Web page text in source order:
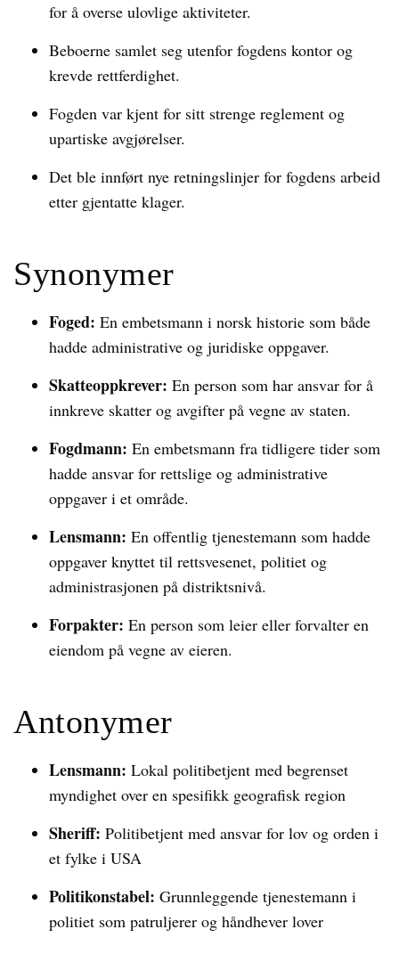
for å overse ulovlige aktiviteter.
Beboerne samlet seg utenfor fogdens kontor og
krevde rettferdighet.
Fogden var kjent for sitt strenge reglement og
upartiske avgjørelser.
Det ble innført nye retningslinjer for fogdens arbeid
etter gjentatte klager.
Synonymer
Foged: En embetsmann i norsk historie som både
hadde administrative og juridiske oppgaver.
Skatteoppkrever: En person som har ansvar for å
innkreve skatter og avgifter på vegne av staten.
Fogdmann: En embetsmann fra tidligere tider som
hadde ansvar for rettslige og administrative
oppgaver i et område.
Lensmann: En offentlig tjenestemann som hadde
oppgaver knyttet til rettsvesenet, politiet og
administrasjonen på distriktsnivå.
Forpakter: En person som leier eller forvalter en
eiendom på vegne av eieren.
Antonymer
Lensmann: Lokal politibetjent med begrenset
myndighet over en spesifikk geografisk region
Sheriff: Politibetjent med ansvar for lov og orden i
et fylke i USA
Politikonstabel: Grunnleggende tjenestemann i
politiet som patruljerer og håndhever lover